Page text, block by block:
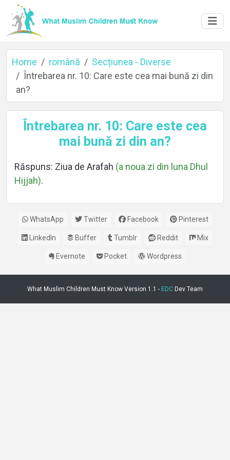
Home
Home română
Secțiunea - Diverse
Întrebarea nr. 10: Care este cea mai bună zi din
an?
Întrebarea nr. 10: Care este cea
mai bună zi din an?
Răspuns: Ziua de Arafah (a noua zi din luna Dhul
Hijjah).
WhatsApp Twitter Facebook Pinterest
LinkedIn Buffer Tumblr Reddit Mix
Evernote Pocket Wordpress
What Muslim Children Must Know Version 1.1 - EDC Dev Team